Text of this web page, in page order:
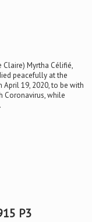
Claire) Myrtha Célifié,
peacefully at the
April 19, 2020, to be with
Coronavirus, while
P3